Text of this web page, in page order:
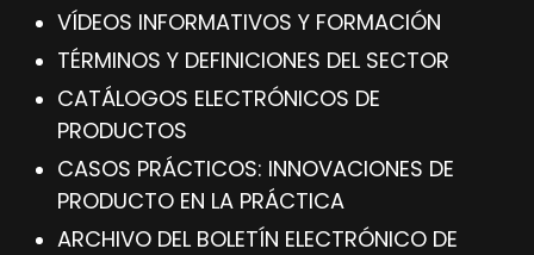
VÍDEOS INFORMATIVOS Y FORMACIÓN
TÉRMINOS Y DEFINICIONES DEL SECTOR
CATÁLOGOS ELECTRÓNICOS DE
PRODUCTOS
CASOS PRÁCTICOS: INNOVACIONES DE
PRODUCTO EN LA PRÁCTICA
ARCHIVO DEL BOLETÍN ELECTRÓNICO DE